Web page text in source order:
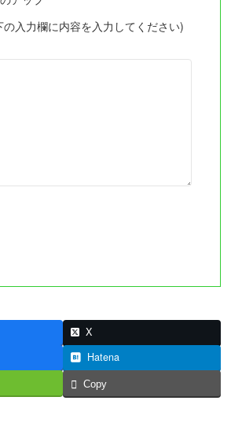
入力欄に内容を入力してください)
X
Hatena
Copy